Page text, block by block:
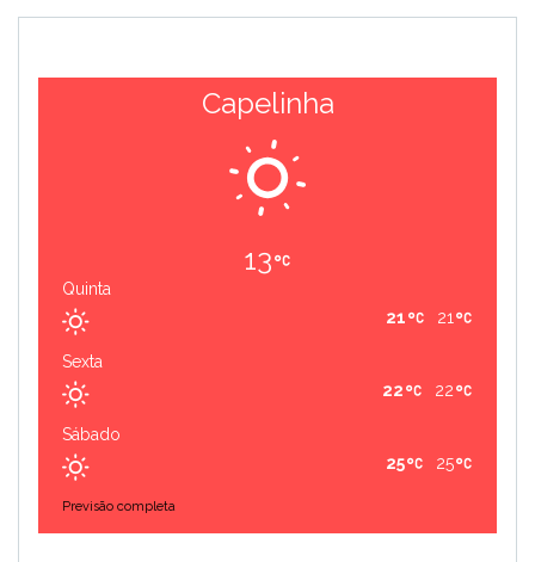
Capelinha
13
Quinta
21
21
Sexta
22
22
Sábado
25
25
Previsão completa